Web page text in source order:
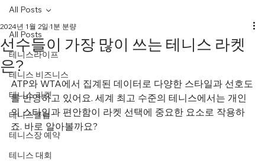
All Posts
테니스라이프
테니스 비즈니스
테니스 라켓
테니스클럽
테니스장 예약
테니스 대회
All Posts
선수들이 가장 많이 쓰는 테니스 라켓
은?
2024년 1월 2일 1분 분량
ATP와 WTA에서 집계된 데이터로 다양한 스타일과 선호도
를 반영하고 있어요. 세계 최고 수준의 테니스에서는 개인
의 스타일과 편안함이 라켓 선택에 중요한 요소로 작용하
죠. 바로 알아볼까요?